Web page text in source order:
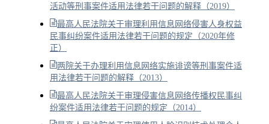
活动等刑事案件适用法律若干问题的解释（2019）
最高人民法院关于审理利用信息网络侵害人身权益
民事纠纷案件适用法律若干问题的规定（2020年修
正）
两院关于办理利用信息网络实施诽谤等刑事案件适
用法律若干问题的解释（2013）
最高人民法院关于审理侵害信息网络传播权民事纠
纷案件适用法律若干问题的规定（2014）